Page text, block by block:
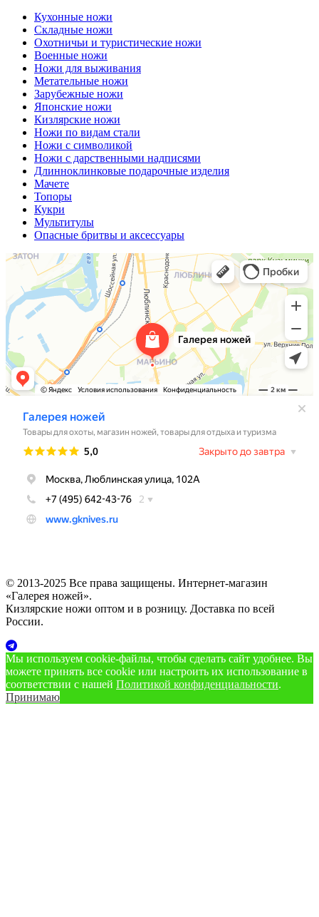
Кухонные ножи
Складные ножи
Охотничьи и туристические ножи
Военные ножи
Ножи для выживания
Метательные ножи
Зарубежные ножи
Японские ножи
Кизлярские ножи
Ножи по видам стали
Ножи с символикой
Ножи с дарственными надписями
Длинноклинковые подарочные изделия
Мачете
Топоры
Кукри
Мультитулы
Опасные бритвы и аксессуары
© 2013-2025 Все права защищены. Интернет-магазин
«Галерея ножей».
Кизлярские ножи оптом и в розницу. Доставка по всей
России.
Мы используем cookie‑файлы, чтобы сделать сайт удобнее. Вы
можете принять все cookie или настроить их использование в
соответствии с нашей Политикой конфиденциальности.
Принимаю